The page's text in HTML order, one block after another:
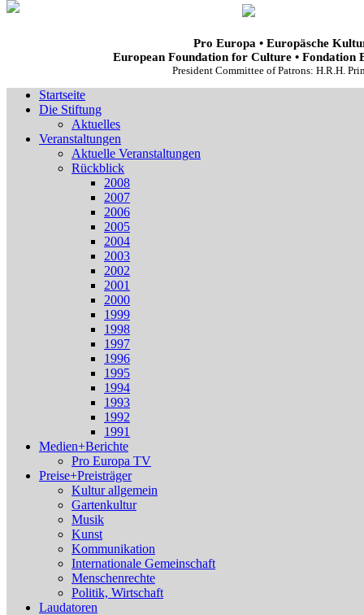
Pro Europa • Europäsche
European Foundation for Culture • Fondation
President Committee of Patrons: H.R.H.
Startseite
Die Stiftung
Aktuelles
Veranstaltungen
Aktuelle Veranstaltungen
Rückblick
2008
2007
2006
2005
2004
2003
2002
2001
2000
1999
1998
1997
1996
1995
1994
1993
1992
1991
Medien+Berichte
Pro Europa TV
Preise+Preisträger
Kultur allgemein
Gartenkultur
Musik
Kunst
Kommunikation
Internationale Gemeinschaft
Menschenrechte
Politik, Wirtschaft
Laudatoren